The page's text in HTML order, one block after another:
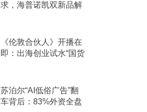
求，海普诺凯双新品解
《伦敦合伙人》开播在
即：出海创业试水“国货
苏泊尔“AI低俗广告”翻
车背后：83%外资全盘